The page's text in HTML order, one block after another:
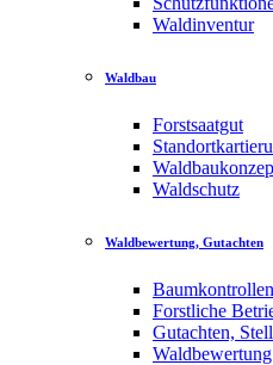
Waldinventur
Waldbau
Forstsaatgut
Waldschutz
Waldbewertung, Gutachten
Baumkontrollen
Forstliche
Gutachten,
Waldbewertung